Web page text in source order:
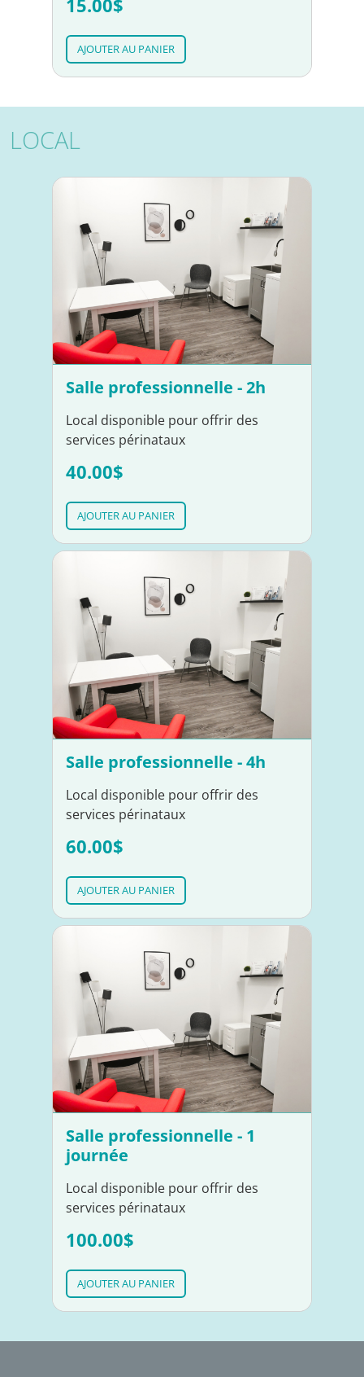
15.00$
AJOUTER AU PANIER
LOCAL
Salle professionnelle - 2h
Local disponible pour offrir des
services périnataux
40.00$
AJOUTER AU PANIER
Salle professionnelle - 4h
Local disponible pour offrir des
services périnataux
60.00$
AJOUTER AU PANIER
Salle professionnelle - 1
journée
Local disponible pour offrir des
services périnataux
100.00$
AJOUTER AU PANIER